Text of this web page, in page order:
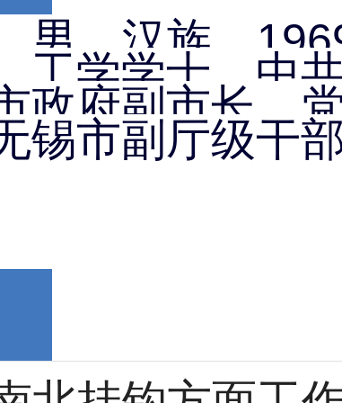
男，汉族，
工学学士， 中
政府副市长、
锡市副厅级干部